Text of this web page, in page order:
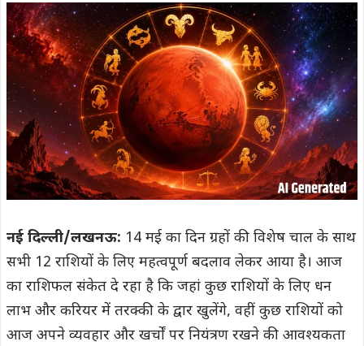
नई दिल्ली/लखनऊ: 14 मई का दिन ग्रहों की विशेष चाल के साथ
सभी 12 राशियों के लिए महत्वपूर्ण बदलाव लेकर आया है। आज
का राशिफल संकेत दे रहा है कि जहां कुछ राशियों के लिए धन
लाभ और करियर में तरक्की के द्वार खुलेंगे, वहीं कुछ राशियों को
आज अपने व्यवहार और खर्चों पर नियंत्रण रखने की आवश्यकता